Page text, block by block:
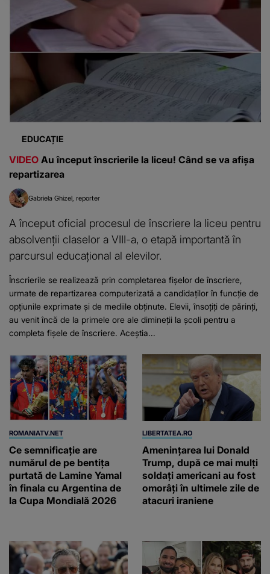
EDUCAȚIE
VIDEO Au început înscrierile la liceu! Când se va afișa
repartizarea
Gabriela Ghizel reporter
A început oficial procesul de înscriere la liceu pentru
absolvenții claselor a VIII-a, o etapă importantă în
parcursul educațional al elevilor.
Înscrierile se realizează prin completarea fișelor de înscriere,
urmate de repartizarea computerizată a candidaților în funcție de
opțiunile exprimate și de mediile obținute. Elevii, însoțiți de părinți,
au venit încă de la primele ore ale dimineții la școli pentru a
completa fișele de înscriere. Aceștia...
ROMANIATV.NET
Ce semnificație are
numărul de pe bentița
purtată de Lamine Yamal
în finala cu Argentina de
la Cupa Mondială 2026
LIBERTATEA.RO
Amenințarea lui Donald
Trump, după ce mai mulți
soldați americani au fost
omorâți în ultimele zile de
atacuri iraniene